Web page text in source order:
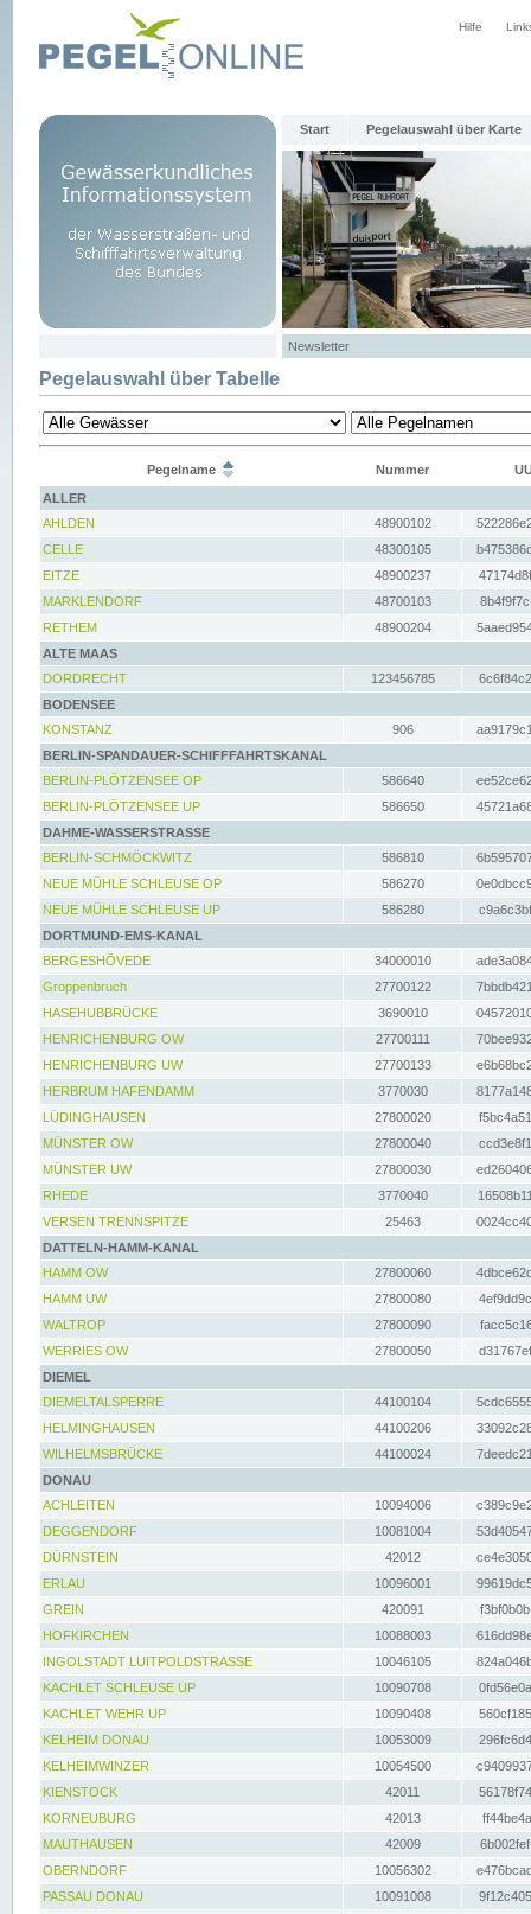
Hilfe
Start Pegelauswahl über Karte
Newsletter
Pegelauswahl über Tabelle
Pegelname Nummer
ALLER
AHLDEN
48900102
CELLE
48300105
EITZE
48900237
MARKLENDORF
48700103
RETHEM
48900204
ALTE MAAS
DORDRECHT
123456785
BODENSEE
KONSTANZ
906
BERLIN-SPANDAUER-SCHIFFFAHRTSKANAL
BERLIN-PLÖTZENSEE OP
586640
BERLIN-PLÖTZENSEE UP
586650
DAHME-WASSERSTRASSE
BERLIN-SCHMÖCKWITZ
586810
NEUE MÜHLE SCHLEUSE OP
586270
NEUE MÜHLE SCHLEUSE UP
586280
DORTMUND-EMS-KANAL
BERGESHÖVEDE
34000010
Groppenbruch
27700122
HASEHUBBRÜCKE
3690010
HENRICHENBURG OW
27700111
HENRICHENBURG UW
27700133
HERBRUM HAFENDAMM
3770030
LÜDINGHAUSEN
27800020
MÜNSTER OW
27800040
MÜNSTER UW
27800030
RHEDE
3770040
VERSEN TRENNSPITZE
25463
DATTELN-HAMM-KANAL
HAMM OW
27800060
HAMM UW
27800080
WALTROP
27800090
WERRIES OW
27800050
DIEMEL
DIEMELTALSPERRE
44100104
HELMINGHAUSEN
44100206
WILHELMSBRÜCKE
44100024
DONAU
ACHLEITEN
10094006
DEGGENDORF
10081004
DÜRNSTEIN
42012
ERLAU
10096001
GREIN
420091
HOFKIRCHEN
10088003
INGOLSTADT LUITPOLDSTRASSE
10046105
KACHLET SCHLEUSE UP
10090708
KACHLET WEHR UP
10090408
KELHEIM DONAU
10053009
KELHEIMWINZER
10054500
KIENSTOCK
42011
KORNEUBURG
42013
MAUTHAUSEN
42009
OBERNDORF
10056302
PASSAU DONAU
10091008